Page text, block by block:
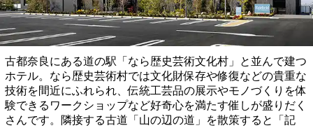
古都奈良にある道の駅「なら歴史芸術文化村」と並んで建つ
ホテル。なら歴史芸術村では文化財保存や修復などの貴重な
技術を間近にふれられ、伝統工芸品の展示やモノづくりを体
験できるワークショップなど好奇心を満たす催しが盛りだく
さんです。隣接する古道「山の辺の道」を散策すると「記